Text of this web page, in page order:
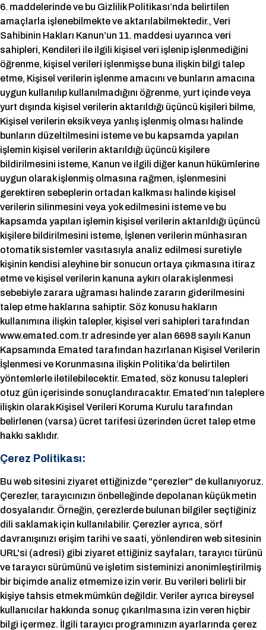
6. maddelerinde ve bu Gizlilik Politikası’nda belirtilen
amaçlarla işlenebilmekte ve aktarılabilmektedir., Veri
Sahibinin Hakları Kanun’un 11. maddesi uyarınca veri
sahipleri, Kendileri ile ilgili kişisel veri işlenip işlenmediğini
öğrenme, kişisel verileri işlenmişse buna ilişkin bilgi talep
etme, Kişisel verilerin işlenme amacını ve bunların amacına
uygun kullanılıp kullanılmadığını öğrenme, yurt içinde veya
yurt dışında kişisel verilerin aktarıldığı üçüncü kişileri bilme,
Kişisel verilerin eksik veya yanlış işlenmiş olması halinde
bunların düzeltilmesini isteme ve bu kapsamda yapılan
işlemin kişisel verilerin aktarıldığı üçüncü kişilere
bildirilmesini isteme, Kanun ve ilgili diğer kanun hükümlerine
uygun olarak işlenmiş olmasına rağmen, işlenmesini
gerektiren sebeplerin ortadan kalkması halinde kişisel
verilerin silinmesini veya yok edilmesini isteme ve bu
kapsamda yapılan işlemin kişisel verilerin aktarıldığı üçüncü
kişilere bildirilmesini isteme, İşlenen verilerin münhasıran
otomatik sistemler vasıtasıyla analiz edilmesi suretiyle
kişinin kendisi aleyhine bir sonucun ortaya çıkmasına itiraz
etme ve kişisel verilerin kanuna aykırı olarak işlenmesi
sebebiyle zarara uğraması halinde zararın giderilmesini
talep etme haklarına sahiptir. Söz konusu hakların
kullanımına ilişkin talepler, kişisel veri sahipleri tarafından
www.emated.com.tr adresinde yer alan 6698 sayılı Kanun
Kapsamında Emated tarafından hazırlanan Kişisel Verilerin
İşlenmesi ve Korunmasına ilişkin Politika’da belirtilen
yöntemlerle iletilebilecektir. Emated, söz konusu talepleri
otuz gün içerisinde sonuçlandıracaktır. Emated’nın taleplere
ilişkin olarak Kişisel Verileri Koruma Kurulu tarafından
belirlenen (varsa) ücret tarifesi üzerinden ücret talep etme
hakkı saklıdır.
Çerez Politikası:
Bu web sitesini ziyaret ettiğinizde "çerezler" de kullanıyoruz.
Çerezler, tarayıcınızın önbelleğinde depolanan küçük metin
dosyalarıdır. Örneğin, çerezlerde bulunan bilgiler seçtiğiniz
dili saklamak için kullanılabilir. Çerezler ayrıca, sörf
davranışınızı erişim tarihi ve saati, yönlendiren web sitesinin
URL'si (adresi) gibi ziyaret ettiğiniz sayfaları, tarayıcı türünü
ve tarayıcı sürümünü ve işletim sisteminizi anonimleştirilmiş
bir biçimde analiz etmemize izin verir. Bu verileri belirli bir
kişiye tahsis etmek mümkün değildir. Veriler ayrıca bireysel
kullanıcılar hakkında sonuç çıkarılmasına izin veren hiçbir
bilgi içermez. İlgili tarayıcı programınızın ayarlarında çerez